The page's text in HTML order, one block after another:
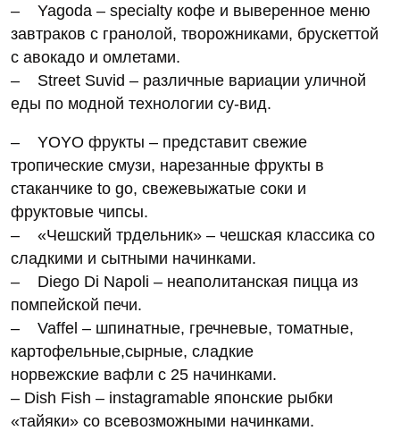
– Yagoda – specialty кофе и выверенное меню
завтраков с гранолой, творожниками, брускеттой
с авокадо и омлетами.
– Street Suvid – различные вариации уличной
еды по модной технологии су-вид.
– YOYO фрукты – представит свежие
тропические смузи, нарезанные фрукты в
стаканчике to go, свежевыжатые соки и
фруктовые чипсы.
– «Чешский трдельник» – чешская классика со
сладкими и сытными начинками.
– Diego Di Napoli – неаполитанская пицца из
помпейской печи.
– Vaffel – шпинатные, гречневые, томатные,
картофельные,сырные, сладкие
норвежские вафли с 25 начинками.
– Dish Fish – instagramable японские рыбки
«тайяки» со всевозможными начинками.